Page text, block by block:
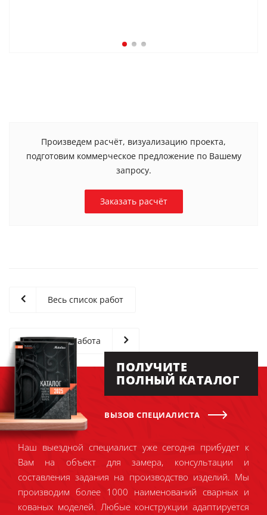
Произведем расчёт, визуализацию проекта,
подготовим коммерческое предложение по Вашему
запросу.
Заказать расчёт
Весь список работ
Следующая работа
ПОЛУЧИТЕ
ПОЛНЫЙ КАТАЛОГ
ВЫЗОВ СПЕЦИАЛИСТА
Наш выездной специалист уже сегодня прибудет к
Вам на объект для замера, консультации и
составления задания на производство изделий. Мы
производим более 1000 наименований сварных и
кованых моделей. Любые конструкции адаптируется